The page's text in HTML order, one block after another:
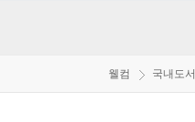
웰컴 국내도서